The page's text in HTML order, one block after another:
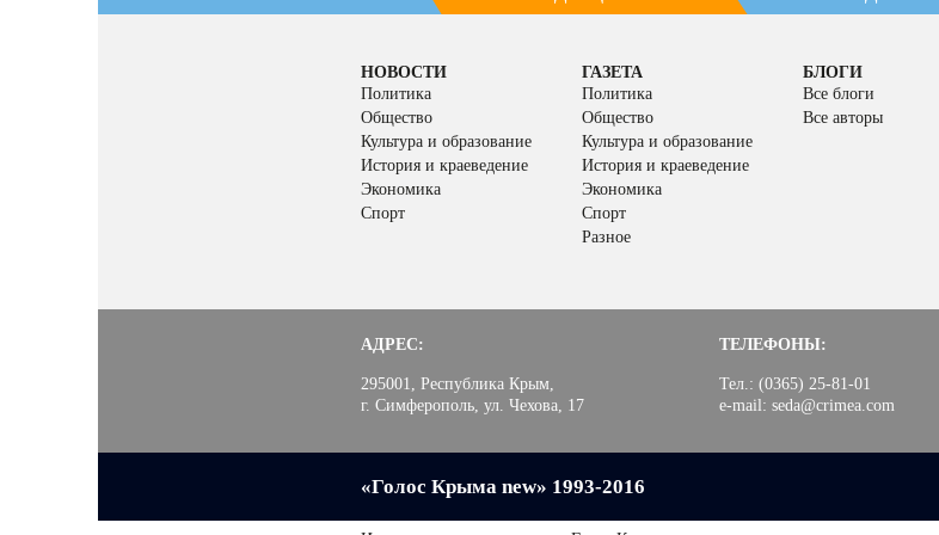
НОВОСТИ
Политика
Общество
Культура и образование
История и краеведение
Экономика
Спорт
ГАЗЕТА
Политика
Общество
Культура и образование
История и краеведение
Экономика
Спорт
Разное
БЛОГИ
Все блоги
Все авторы
АДРЕС:
295001, Республика Крым,
г. Симферополь, ул. Чехова, 17
ТЕЛЕФОНЫ:
Тел.: (0365) 25-81-01
e-mail: seda@crimea.com
«Голос Крыма new» 1993-2016